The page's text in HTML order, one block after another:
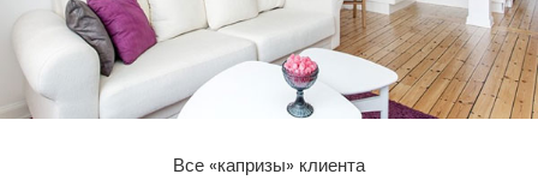
Все «капризы» клиента